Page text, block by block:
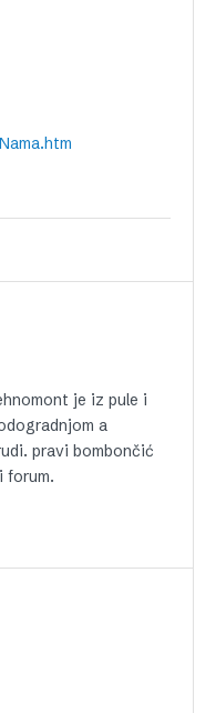
je iz pule i
a
pravi bombončić
forum.